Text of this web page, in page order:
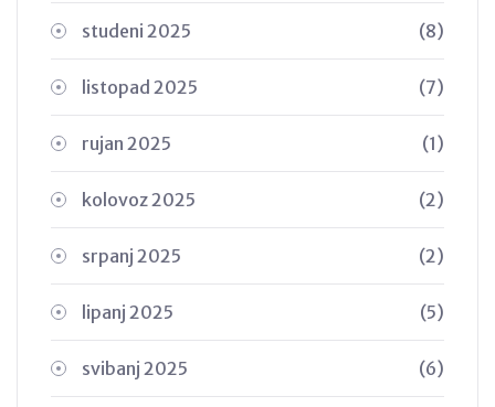
studeni 2025 (8)
listopad 2025 (7)
rujan 2025 (1)
kolovoz 2025 (2)
srpanj 2025 (2)
lipanj 2025 (5)
svibanj 2025 (6)